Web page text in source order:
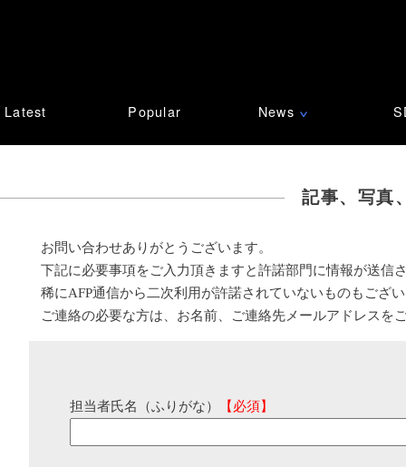
Latest Popular News ∨
記事、写真
お問い合わせありがとうございます。
下記に必要事項をご入力頂きますと許諾部門に情報が送信
稀にAFP通信から二次利用が許諾されていないものもござ
ご連絡の必要な方は、お名前、ご連絡先メールアドレスを
担当者氏名（ふりがな） 【必須】